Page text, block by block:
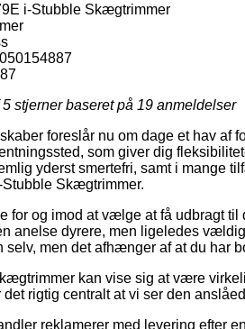
i-Stubble Skægtrimmer
stjerner baseret på 19 anmeldelser
foreslår nu om dage et hav af
som giver dig
yderst smertefri, samt i mange
Skægtrimmer.
for og imod at vælge at få udbragt
anelse dyrere, men ligeledes
selv, men det afhænger af at du har
kan vise sig at være
rigtig centralt at vi ser den
reklamerer med levering efter